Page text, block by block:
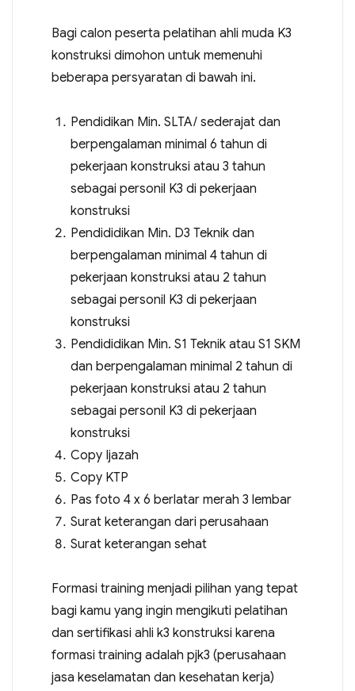
Bagi calon peserta pelatihan ahli muda K3
konstruksi dimohon untuk memenuhi
beberapa persyaratan di bawah ini.
Pendidikan Min. SLTA/ sederajat dan
berpengalaman minimal 6 tahun di
pekerjaan konstruksi atau 3 tahun
sebagai personil K3 di pekerjaan
konstruksi
Pendididikan Min. D3 Teknik dan
berpengalaman minimal 4 tahun di
pekerjaan konstruksi atau 2 tahun
sebagai personil K3 di pekerjaan
konstruksi
Pendididikan Min. S1 Teknik atau S1 SKM
dan berpengalaman minimal 2 tahun di
pekerjaan konstruksi atau 2 tahun
sebagai personil K3 di pekerjaan
konstruksi
Copy Ijazah
Copy KTP
Pas foto 4 x 6 berlatar merah 3 lembar
Surat keterangan dari perusahaan
Surat keterangan sehat
Formasi training menjadi pilihan yang tepat
bagi kamu yang ingin mengikuti pelatihan
dan sertifikasi ahli k3 konstruksi karena
formasi training adalah pjk3 (perusahaan
jasa keselamatan dan kesehatan kerja)